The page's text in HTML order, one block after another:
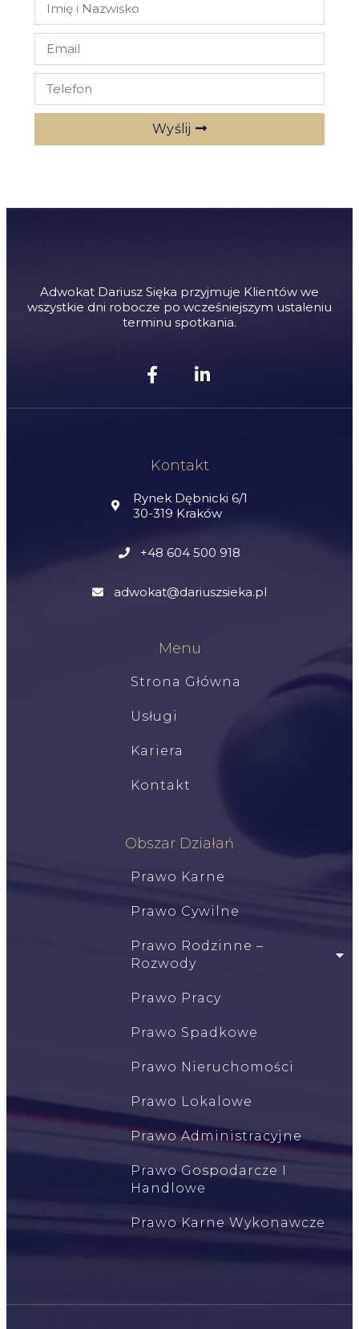
Wyślij
Adwokat Dariusz Sięka przyjmuje Klientów we
wszystkie dni robocze po wcześniejszym ustaleniu
terminu spotkania.
Kontakt
Rynek Dębnicki 6/1
30-319 Kraków
+48 604 500 918
adwokat@dariuszsieka.pl
Menu
Strona Główna
Usługi
Kariera
Kontakt
Obszar Działań
Prawo Karne
Prawo Cywilne
Prawo Rodzinne –
Rozwody
Prawo Pracy
Prawo Spadkowe
Prawo Nieruchomości
Prawo Lokalowe
Prawo Administracyjne
Prawo Gospodarcze I
Handlowe
Prawo Karne Wykonawcze